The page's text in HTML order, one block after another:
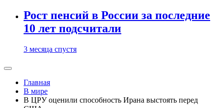
Рост пенсий в России за последние
10 лет подсчитали
3 месяца спустя
Главная
В мире
В ЦРУ оценили способность Ирана выстоять перед